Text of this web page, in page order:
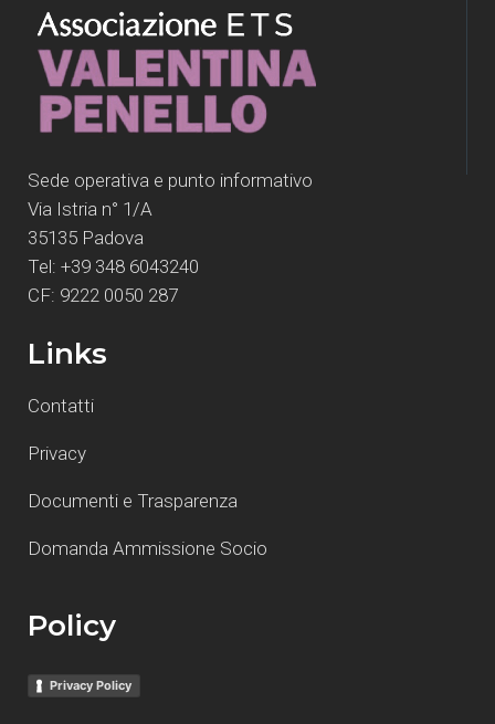
Sede operativa e punto informativo
Via Istria n° 1/A
35135 Padova
Tel: +39 348 6043240
CF: 9222 0050 287
Links
Contatti
Privacy
Documenti e Trasparenza
Domanda Ammissione Socio
Policy
Privacy Policy